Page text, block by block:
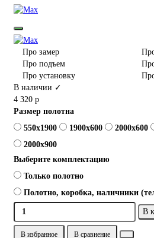
Про замер
Про подъем
Про установку
В наличии ✓
4 320 р
Размер полотна
550x1900
1900x600 2000x600
2000x900
Выберите комплектацию
Только полотно
Полотно, коробка, наличники
В
В избранное В сравнение